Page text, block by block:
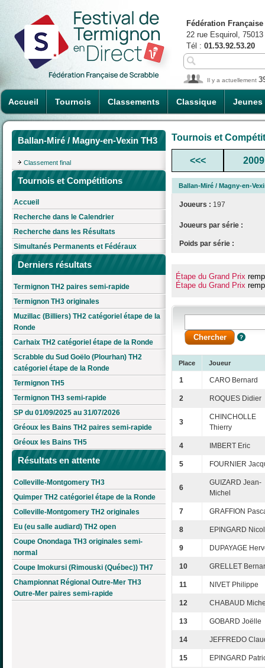
Accueil Tournois Classements Classique Jeunes
Fédération
22 rue Esquirol,
Tél : 01.53.92.53.20
Il y a actuellement
Ballan-Miré / Magny-en-Vexin TH3
Classement final
Tournois et Compétitions
Accueil
Recherche dans le Calendrier
Recherche dans les Résultats
Simultanés Permanents et Fédéraux
Derniers résultats
Termignon TH2 paires semi-rapide
Termignon TH3 originales
Muzillac (Billiers) TH2 catégoriel étape de la
Ronde
Carhaix TH2 catégoriel étape de la Ronde
Scrabble du Sud Goëlo (Plourhan) TH2
catégoriel étape de la Ronde
Termignon TH5
Termignon TH3 semi-rapide
SP du 01/09/2025 au 31/07/2026
Gréoux les Bains TH2 paires semi-rapide
Gréoux les Bains TH5
Résultats en attente
Colleville-Montgomery TH3
Quimper TH2 catégoriel étape de la Ronde
Colleville-Montgomery TH2 originales
Eu (eu salle audiard) TH2 open
Coupe Onondaga TH3 originales semi-
normal
Coupe Imokursi (Rimouski (Québec)) TH7
Championnat Régional Outre-Mer TH3
Outre-Mer paires semi-rapide
Tournois et
<<< 2009
Ballan-Miré / Magny-en-
Joueurs : 197
Joueurs par série :
Poids par série :
Étape du Grand Prix
Étape du Grand Prix
Place Joueur
1 CARO Bernard
2 ROQUES Didier
3
CHINCHOLLE
Thierry
4 IMBERT Eric
5 FOURNIER
6
GUIZARD Jean-
Michel
7 GRAFFION
8 EPINGARD
9 DUPAYAGE
10 GRELLET
11 NIVET Philippe
12 CHABAUD
13 GOBARD Joëlle
14 JEFFREDO
15 EPINGARD